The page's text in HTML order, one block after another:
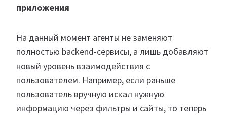
приложения
На данный момент агенты не заменяют
полностью backend-сервисы, а лишь добавляют
новый уровень взаимодействия с
пользователем. Например, если раньше
пользователь вручную искал нужную
информацию через фильтры и сайты, то теперь